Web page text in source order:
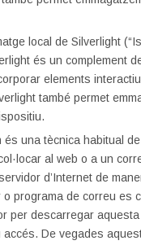
local de Silverlight
és un complement
elements
també permet
és una tècnica habitual
al web o a un
d’Internet de
o programa de correu es
per descarregar aquesta
accés. De vegades